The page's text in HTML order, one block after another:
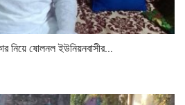
নিয়ে ষোলনল ইউনিয়নবাসীর...